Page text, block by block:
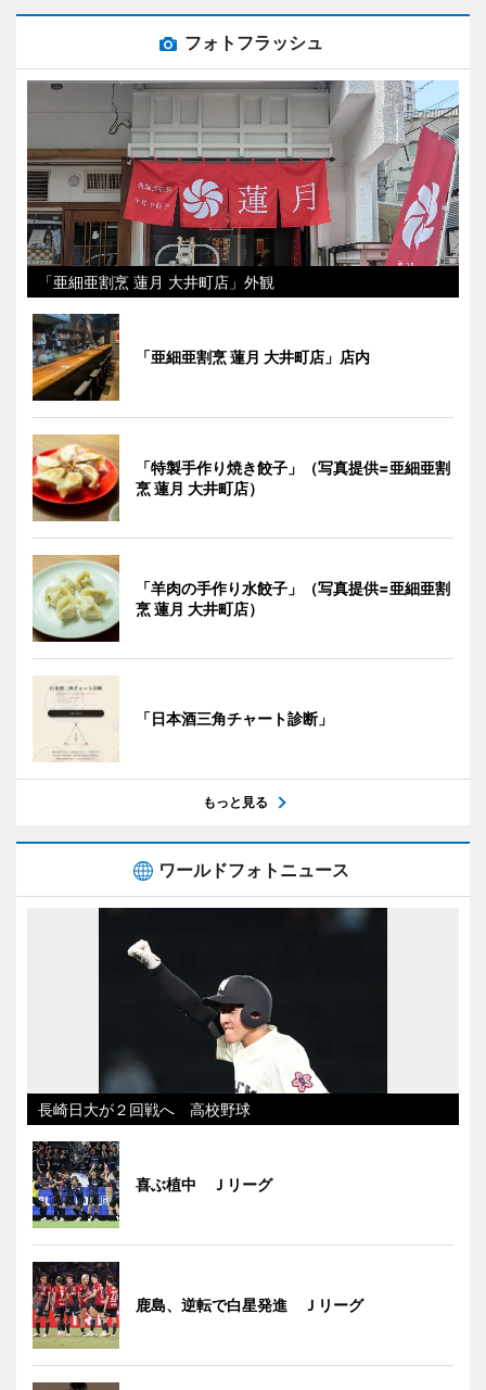
フォトフラッシュ
「亜細亜割烹 蓮月 大井町店」外観
「亜細亜割烹 蓮月 大井町店」店内
「特製手作り焼き餃子」（写真提供=亜細亜割
烹 蓮月 大井町店）
「羊肉の手作り水餃子」（写真提供=亜細亜割
烹 蓮月 大井町店）
「日本酒三角チャート診断」
もっと見る
ワールドフォトニュース
長崎日大が２回戦へ 高校野球
喜ぶ植中 Ｊリーグ
鹿島、逆転で白星発進 Ｊリーグ